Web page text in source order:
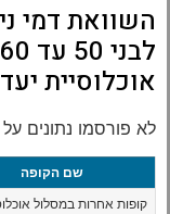
השוואת דמי
אוכלוסיית יעד
לא פורסמו נתונים על
שם הקופה
קופות אחרות במסלול